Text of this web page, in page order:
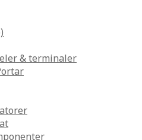
& terminaler